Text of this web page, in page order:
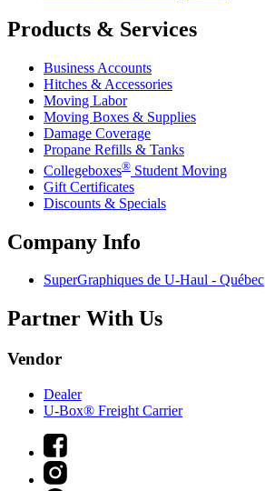
Products & Services
Business Accounts
Hitches & Accessories
Moving Labor
Moving Boxes & Supplies
Damage Coverage
Propane Refills & Tanks
Collegeboxes® Student Moving
Gift Certificates
Discounts & Specials
Company Info
SuperGraphiques de U-Haul - Québec
Partner With Us
Vendor
Dealer
U-Box® Freight Carrier